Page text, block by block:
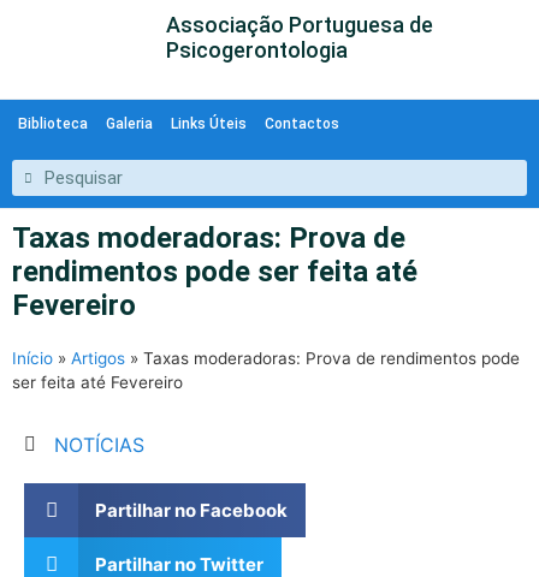
Associação Portuguesa de
Psicogerontologia
Biblioteca Galeria Links Úteis Contactos
Taxas moderadoras: Prova de
rendimentos pode ser feita até
Fevereiro
Início » Artigos » Taxas moderadoras: Prova de rendimentos pode
ser feita até Fevereiro
NOTÍCIAS
Partilhar no Facebook
Partilhar no Twitter